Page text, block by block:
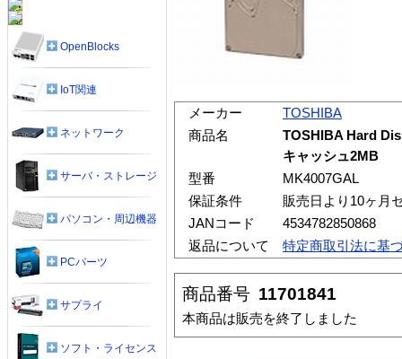
メーカー
TOSHIBA
商品名
TOSHIBA Hard
キャッシュ2MB
型番
MK4007GAL
保証条件
販売日より10ヶ月
JANコード
4534782850868
返品について
特定商取引法に基
商品番号 11701841
本商品は販売を終了しました
OpenBlocks
IoT関連
ネットワーク
サーバ・ストレージ
パソコン・周辺機器
PCパーツ
サプライ
ソフト・ライセンス